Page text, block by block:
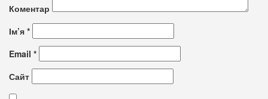
Коментар
Ім’я *
Email *
Сайт